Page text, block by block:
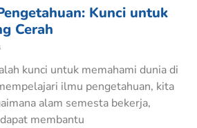
Kunci untuk
Cerah
kunci untuk memahami dunia di
ilmu pengetahuan, kita
alam semesta bekerja,
membantu